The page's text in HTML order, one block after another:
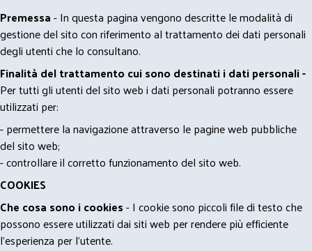
Premessa- In questa pagina vengono descritte le modalità di
gestione del sito con riferimento al trattamento dei dati personali
degli utenti che lo consultano.
Finalità del trattamento cui sono destinati i dati personali -
Per tutti gli utenti del sito web i dati personali potranno essere
utilizzati per:
- permettere la navigazione attraverso le pagine web pubbliche
del sito web;
- controllare il corretto funzionamento del sito web.
COOKIES
Che cosa sono i cookies- I cookie sono piccoli file di testo che
possono essere utilizzati dai siti web per rendere più efficiente
l'esperienza per l'utente.